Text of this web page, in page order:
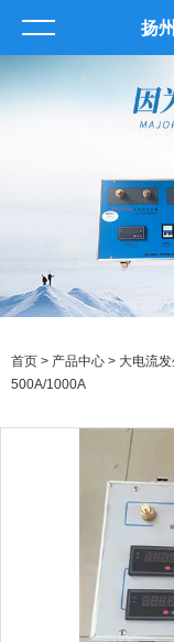
扬
首页 > 产品中心 > 大电流
500A/1000A